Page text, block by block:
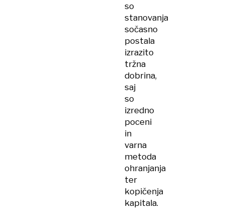
so
stanovanja
sočasno
postala
izrazito
tržna
dobrina,
saj
so
izredno
poceni
in
varna
metoda
ohranjanja
ter
kopičenja
kapitala.